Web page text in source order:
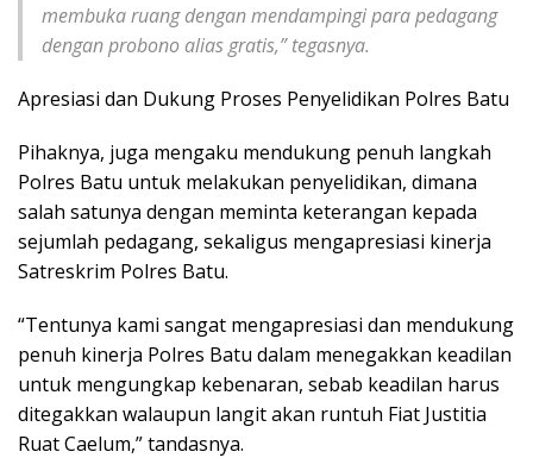
membuka ruang dengan mendampingi para pedagang
dengan probono alias gratis,” tegasnya.
Apresiasi dan Dukung Proses Penyelidikan Polres Batu
Pihaknya, juga mengaku mendukung penuh langkah
Polres Batu untuk melakukan penyelidikan, dimana
salah satunya dengan meminta keterangan kepada
sejumlah pedagang, sekaligus mengapresiasi kinerja
Satreskrim Polres Batu.
“Tentunya kami sangat mengapresiasi dan mendukung
penuh kinerja Polres Batu dalam menegakkan keadilan
untuk mengungkap kebenaran, sebab keadilan harus
ditegakkan walaupun langit akan runtuh Fiat Justitia
Ruat Caelum,” tandasnya.